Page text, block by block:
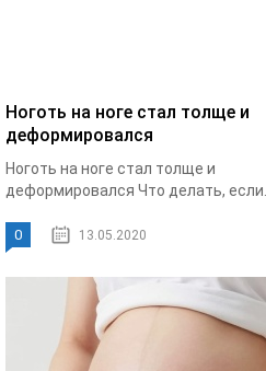
Ноготь на ноге стал толще и
деформировался
Ноготь на ноге стал толще и
деформировался Что делать, если...
0 13.05.2020